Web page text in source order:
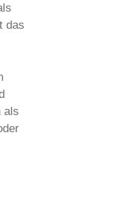
das
als